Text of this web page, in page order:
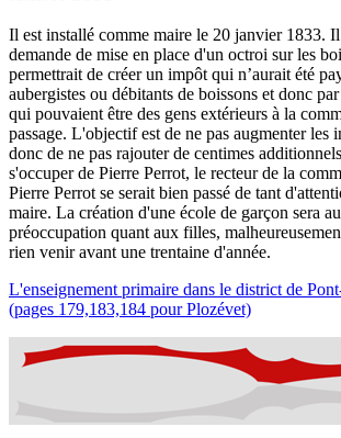
Il est installé comme maire le 20 janvier 1833.
demande de mise en place d'un octroi sur les
permettrait de créer un impôt qui n’aurait été
aubergistes ou débitants de boissons et donc
qui pouvaient être des gens extérieurs à la
passage. L'objectif est de ne pas augmenter les
donc de ne pas rajouter de centimes
s'occuper de Pierre Perrot, le recteur de la
Pierre Perrot se serait bien passé de tant
maire. La création d'une école de garçon sera
préoccupation quant aux filles,
rien venir avant une trentaine d'année.
L'enseignement primaire dans le district de
(pages 179,183,184 pour Plozévet)